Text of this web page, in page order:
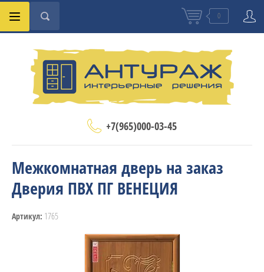
0
+7(965)000-03-45
Межкомнатная дверь на заказ
Дверия ПВХ ПГ ВЕНЕЦИЯ
Артикул: 1765